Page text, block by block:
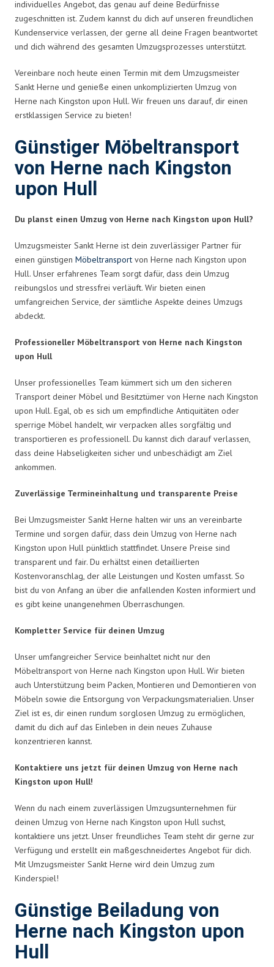
individuelles Angebot, das genau auf deine Bedürfnisse
zugeschnitten ist. Zudem kannst du dich auf unseren freundlichen
Kundenservice verlassen, der gerne all deine Fragen beantwortet
und dich während des gesamten Umzugsprozesses unterstützt.
Vereinbare noch heute einen Termin mit dem Umzugsmeister
Sankt Herne und genieße einen unkomplizierten Umzug von
Herne nach Kingston upon Hull. Wir freuen uns darauf, dir einen
erstklassigen Service zu bieten!
Günstiger Möbeltransport
von Herne nach Kingston
upon Hull
Du planst einen Umzug von Herne nach Kingston upon Hull?
Umzugsmeister Sankt Herne ist dein zuverlässiger Partner für
einen günstigen Möbeltransport von Herne nach Kingston upon
Hull. Unser erfahrenes Team sorgt dafür, dass dein Umzug
reibungslos und stressfrei verläuft. Wir bieten einen
umfangreichen Service, der sämtliche Aspekte deines Umzugs
abdeckt.
Professioneller Möbeltransport von Herne nach Kingston
upon Hull
Unser professionelles Team kümmert sich um den sicheren
Transport deiner Möbel und Besitztümer von Herne nach Kingston
upon Hull. Egal, ob es sich um empfindliche Antiquitäten oder
sperrige Möbel handelt, wir verpacken alles sorgfältig und
transportieren es professionell. Du kannst dich darauf verlassen,
dass deine Habseligkeiten sicher und unbeschädigt am Ziel
ankommen.
Zuverlässige Termineinhaltung und transparente Preise
Bei Umzugsmeister Sankt Herne halten wir uns an vereinbarte
Termine und sorgen dafür, dass dein Umzug von Herne nach
Kingston upon Hull pünktlich stattfindet. Unsere Preise sind
transparent und fair. Du erhältst einen detaillierten
Kostenvoranschlag, der alle Leistungen und Kosten umfasst. So
bist du von Anfang an über die anfallenden Kosten informiert und
es gibt keine unangenehmen Überraschungen.
Kompletter Service für deinen Umzug
Unser umfangreicher Service beinhaltet nicht nur den
Möbeltransport von Herne nach Kingston upon Hull. Wir bieten
auch Unterstützung beim Packen, Montieren und Demontieren von
Möbeln sowie die Entsorgung von Verpackungsmaterialien. Unser
Ziel ist es, dir einen rundum sorglosen Umzug zu ermöglichen,
damit du dich auf das Einleben in dein neues Zuhause
konzentrieren kannst.
Kontaktiere uns jetzt für deinen Umzug von Herne nach
Kingston upon Hull!
Wenn du nach einem zuverlässigen Umzugsunternehmen für
deinen Umzug von Herne nach Kingston upon Hull suchst,
kontaktiere uns jetzt. Unser freundliches Team steht dir gerne zur
Verfügung und erstellt ein maßgeschneidertes Angebot für dich.
Mit Umzugsmeister Sankt Herne wird dein Umzug zum
Kinderspiel!
Günstige Beiladung von
Herne nach Kingston upon
Hull